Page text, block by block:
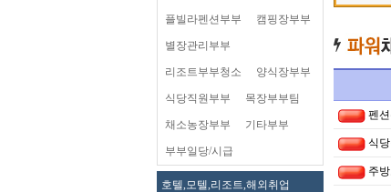
플빌라펜션부부 캠핑장부부
별장관리부부
리조트부부청소 양식장부부
식당직원부부 목장부부팀
채소농장부부 기타부부
부부일당/시급
호텔,모텔,리조트,해외취업
펜
식
주